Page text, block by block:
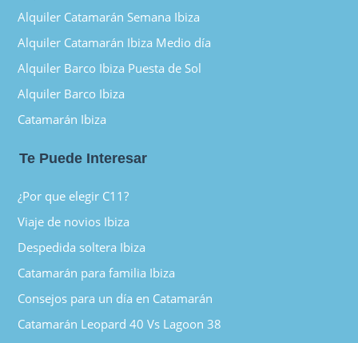
Alquiler Catamarán Semana Ibiza
Alquiler Catamarán Ibiza Medio día
Alquiler Barco Ibiza Puesta de Sol
Alquiler Barco Ibiza
Catamarán Ibiza
Te Puede Interesar
¿Por que elegir C11?
Viaje de novios Ibiza
Despedida soltera Ibiza
Catamarán para familia Ibiza
Consejos para un día en Catamarán
Catamarán Leopard 40 Vs Lagoon 38